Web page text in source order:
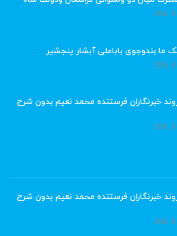
ما بندوجوی باباعلی آبشار پنجشیر
خبرنگاران فرستنده محمد نعیم بدون شرح
خبرنگاران فرستنده محمد نعیم بدون شرح